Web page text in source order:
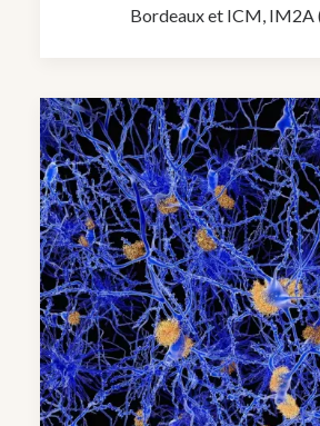
Bordeaux et ICM, IM2A